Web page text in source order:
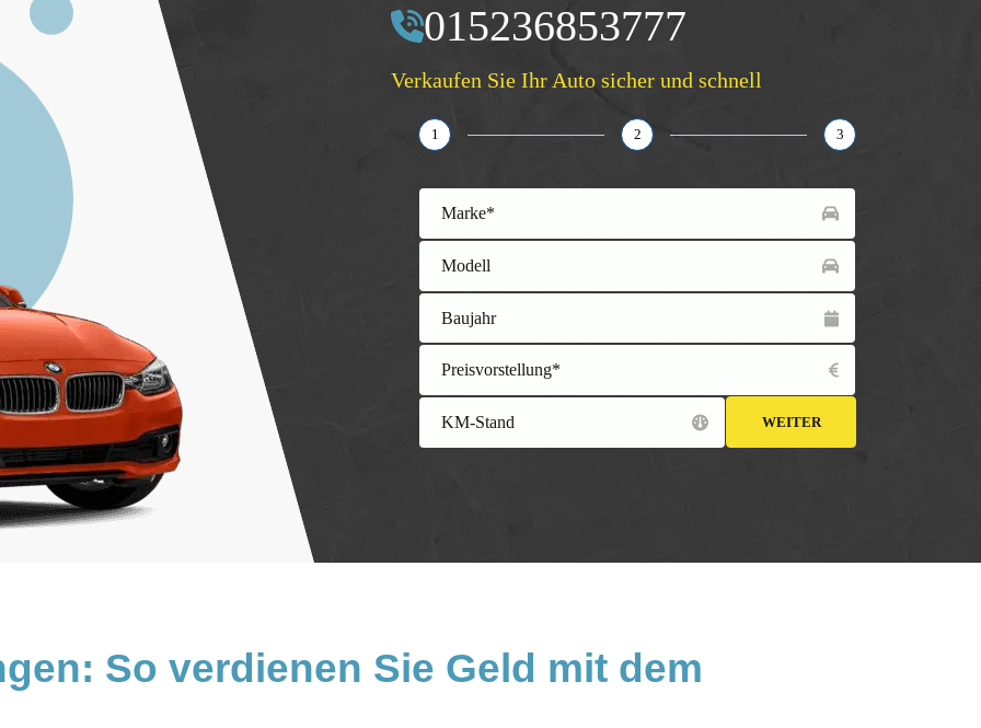
015236853777
Verkaufen Sie Ihr Auto sicher und schnell
1 2 3
Marke*
Modell
Baujahr
Preisvorstellung*
KM-Stand WEITER
So verdienen Sie Geld mit dem